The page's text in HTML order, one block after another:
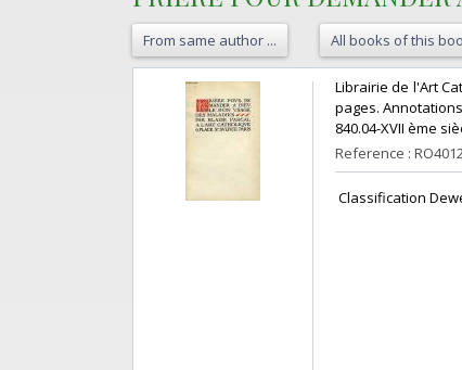
From same author ... All books of this
‎Librairie de l'Art
pages.
840.04-XVII ème
Reference :
Classification